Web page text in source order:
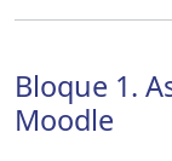
Bloque 1.
Moodle